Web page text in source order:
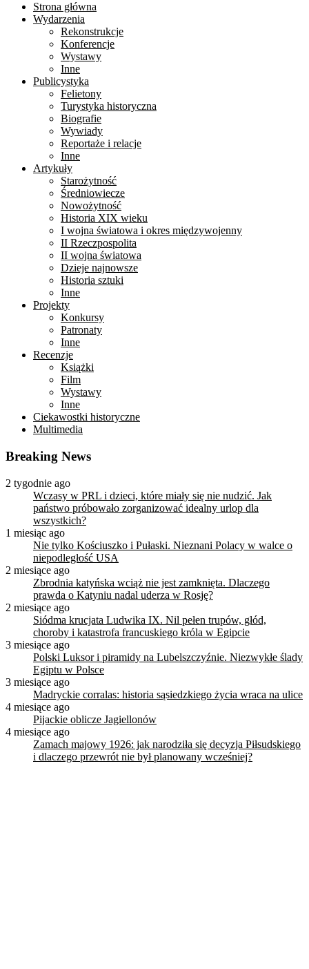
Strona główna
Wydarzenia
Rekonstrukcje
Konferencje
Wystawy
Inne
Publicystyka
Felietony
Turystyka historyczna
Biografie
Wywiady
Reportaże i relacje
Inne
Artykuły
Starożytność
Średniowiecze
Nowożytność
Historia XIX wieku
I wojna światowa i okres międzywojenny
II Rzeczpospolita
II wojna światowa
Dzieje najnowsze
Historia sztuki
Inne
Projekty
Konkursy
Patronaty
Inne
Recenzje
Książki
Film
Wystawy
Inne
Ciekawostki historyczne
Multimedia
Breaking News
2 tygodnie ago
Wczasy w PRL i dzieci, które miały się nie nudzić. Jak
państwo próbowało zorganizować idealny urlop dla
wszystkich?
1 miesiąc ago
Nie tylko Kościuszko i Pułaski. Nieznani Polacy w walce o
niepodległość USA
2 miesiące ago
Zbrodnia katyńska wciąż nie jest zamknięta. Dlaczego
prawda o Katyniu nadal uderza w Rosję?
2 miesiące ago
Siódma krucjata Ludwika IX. Nil pełen trupów, głód,
choroby i katastrofa francuskiego króla w Egipcie
3 miesiące ago
Polski Luksor i piramidy na Lubelszczyźnie. Niezwykłe ślady
Egiptu w Polsce
3 miesiące ago
Madryckie corralas: historia sąsiedzkiego życia wraca na ulice
4 miesiące ago
Pijackie oblicze Jagiellonów
4 miesiące ago
Zamach majowy 1926: jak narodziła się decyzja Piłsudskiego
i dlaczego przewrót nie był planowany wcześniej?